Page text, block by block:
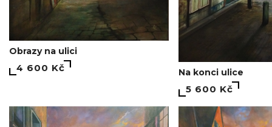
Obrazy na ulici
4 600 Kč Na konci ulice
5 600 Kč